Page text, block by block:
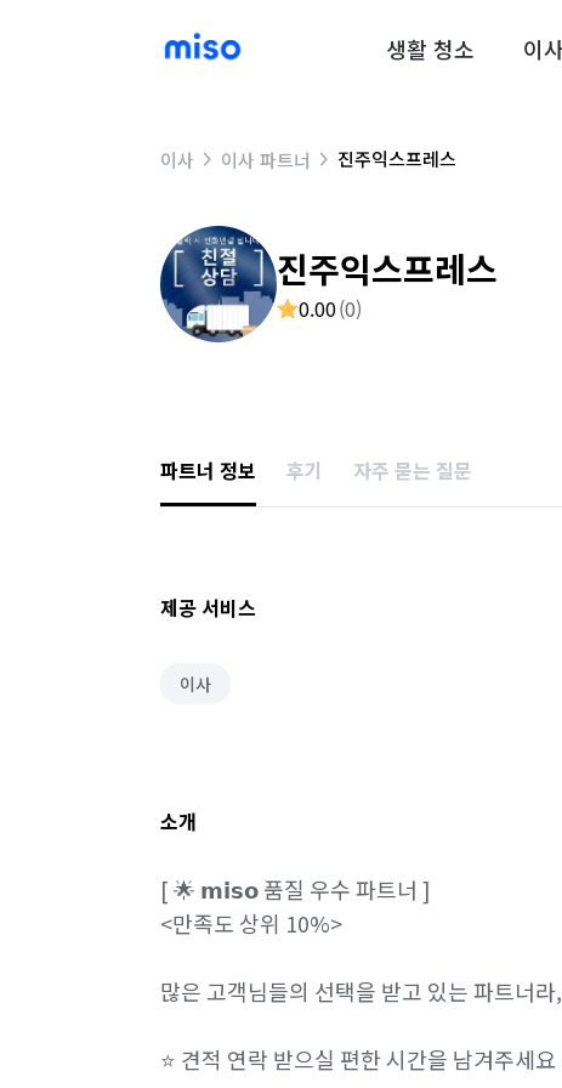
생활 청소 이
이사 이사 파트너 진주익스프레스
진주익스프레스
0.00(0)
파트너 정보 후기 자주 묻는 질문
제공 서비스
이사
소개
[ 🌟 𝗺𝗶𝘀𝗼 품질 우수 파트너 ]
<만족도 상위 10%>
많은 고객님들의 선택을 받고 있는 파트너